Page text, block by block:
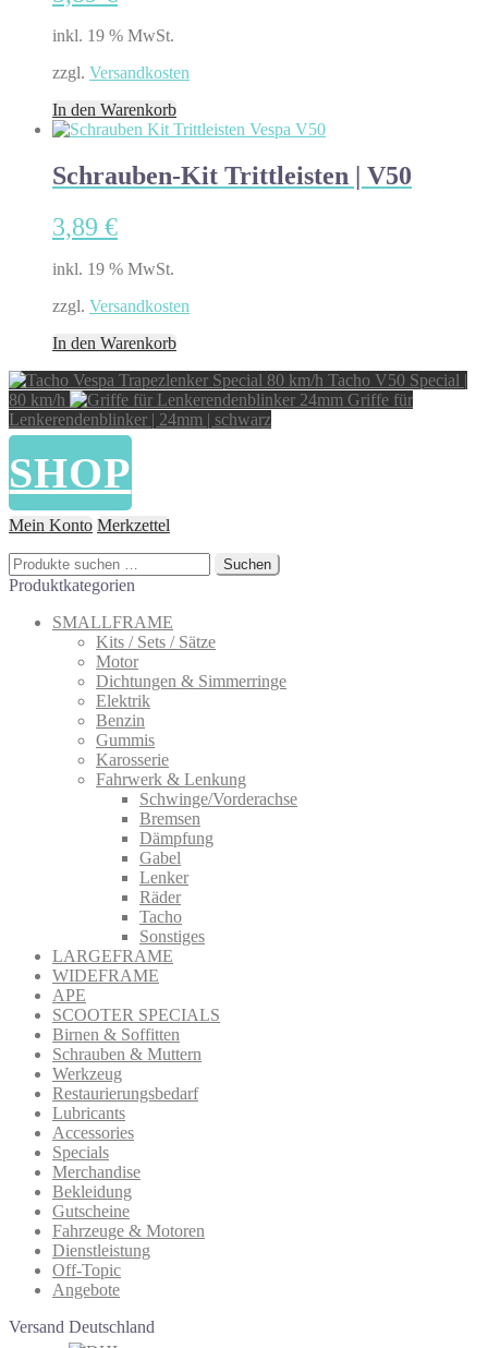
inkl. 19 % MwSt.
zzgl. Versandkosten
In den Warenkorb
Schrauben-Kit Trittleisten | V50
3,89 €
inkl. 19 % MwSt.
zzgl. Versandkosten
In den Warenkorb
Tacho V50 Special |
80 km/h
Griffe für
Lenkerendenblinker | 24mm | schwarz
SHOP
Mein Konto Merkzettel
Suchen
nach:
Suchen
Produktkategorien
SMALLFRAME
Kits / Sets / Sätze
Motor
Dichtungen & Simmerringe
Elektrik
Benzin
Gummis
Karosserie
Fahrwerk & Lenkung
Schwinge/Vorderachse
Bremsen
Dämpfung
Gabel
Lenker
Räder
Tacho
Sonstiges
LARGEFRAME
WIDEFRAME
APE
SCOOTER SPECIALS
Birnen & Soffitten
Schrauben & Muttern
Werkzeug
Restaurierungsbedarf
Lubricants
Accessories
Specials
Merchandise
Bekleidung
Gutscheine
Fahrzeuge & Motoren
Dienstleistung
Off-Topic
Angebote
Versand Deutschland